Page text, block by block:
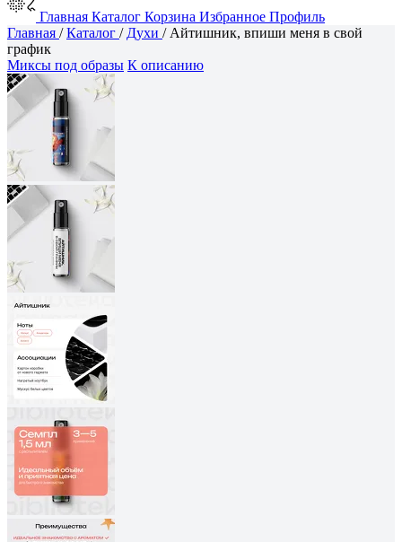
Главная Каталог Корзина Избранное Профиль
Главная /Каталог / Духи / Айтишник, впиши меня в свой
график
Миксы под образы К описанию